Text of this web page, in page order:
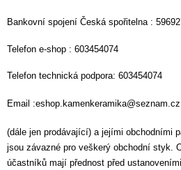
Bankovní spojení Česká spořitelna :
Telefon e-shop : 603454074
Telefon technická podpora: 603454074
Email :eshop.kamenkeramika@seznam.cz
(dále jen prodávající) a jejími obchodními
jsou závazné pro veškerý obchodní styk.
účastníků mají přednost před